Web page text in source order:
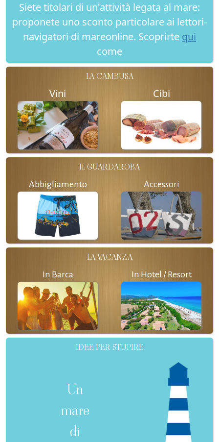
Siete titolari di un'attività legata al mare:
proponete uno sconto particolare ai lettori-
navigatori di mareonline. Scoprirte qui
come
LA CAMBUSA
Vini Cibi
IL GUARDAROBA
Abbigliamento Accessori
LA VACANZA
In Barca In Hotel / Resort
IDEE PER STUPIRE
Un
mare
di